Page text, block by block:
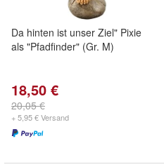
Da hinten ist unser Ziel" Pixie
als "Pfadfinder" (Gr. M)
18,50 €
20,05 €
+ 5,95 € Versand